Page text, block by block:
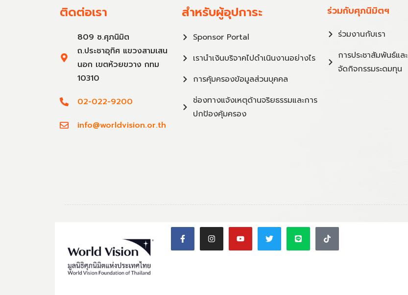
ติดต่อเรา
809 ซ.ศุภนิมิต
ถ.ประชาอุทิศ แขวงสามเสน
นอก เขตห้วยขวาง กทม
10310
02-022-9200
info@worldvision.or.th
สำหรับผู้อุปการะ
Sponsor Portal
เรานำเงินบริจาคไปดำเนินงานอย่างไร
การคุ้มครองข้อมูลส่วนบุคคล
ช่องทางแจ้งเหตุด้านจริยธรรมและการ
ปกป้องคุ้มครอง
ร่วมกับศุภนิมิตฯ
ร่วมงานกับเรา
การประชาสัมพันธ์และ
จัดกิจกรรมระดมทุน